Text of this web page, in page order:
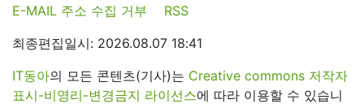
E-MAIL 주소 수집 거부
RSS
최종편집일시: 2026.08.07 18:41
IT동아의 모든 콘텐츠(기사)는 Creative commons 저작자
표시-비영리-변경금지 라이선스에 따라 이용할 수 있습니